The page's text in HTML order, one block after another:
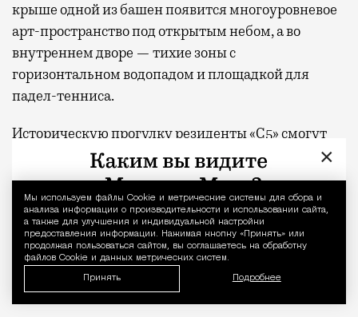
Уведомление
Мы используем файлы Сookie и метрические системы для сбора и
анализа информации о производительности и использовании сайта,
а также для улучшения и индивидуальной настройки
предоставления информации. Нажимая кнопку «Принять» или
продолжая пользоваться сайтом, вы соглашаетесь на обработку
файлов Cookie и данных метрических систем.
Принять Подробнее
крыше одной из башен появится многоуровневое
арт-пространство под открытым небом, а во
внутреннем дворе — тихие зоны с
горизонтальном водопадом и площадкой для
падел-тенниса.
Историческую прогулку резиденты «С5» смогут
начать с Петровского путевого дворца,
гдеоднажды останавливался даже Наполеон,
посетить виллу «Черный лебедь» Николая
Рябушинского, а закончить историей современной
авиации или Городком художников на Масловке
— местом, где жили и творили Игорь Грабарь,
Владимир Татлин и другие мастера XX века.
×